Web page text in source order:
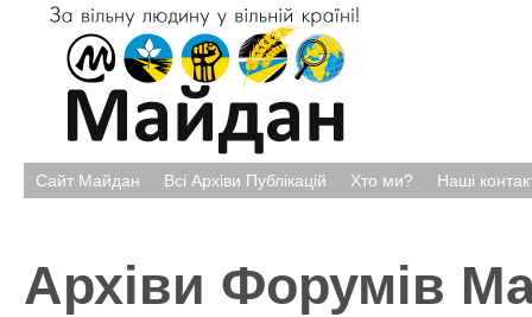
Сайт Майдан Всі Архіви Публікацій Хто ми? Наші
Архіви Форумів